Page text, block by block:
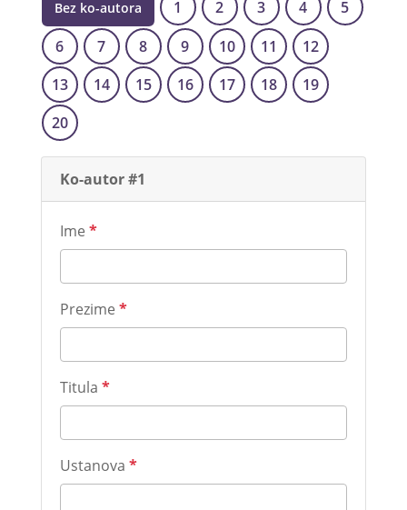
Bez ko-autora 1 2 3 4
5
6
7 8 9 10 11
12
13
14 15 16 17 18
19
20
Ko-autor #1
Ime *
Prezime *
Titula *
Ustanova *